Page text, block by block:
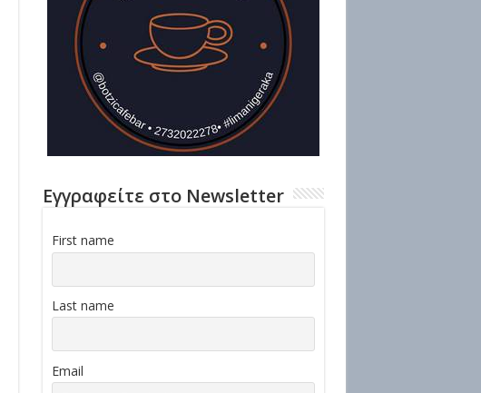
Εγγραφείτε στο Newsletter
First name
Last name
Email